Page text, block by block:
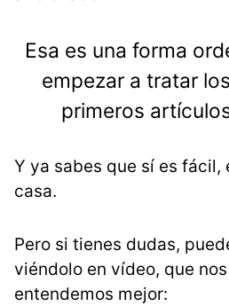
Esa es una forma
empezar a tratar
primeros
Y ya sabes que sí es fácil,
casa.
Pero si tienes dudas,
viéndolo en vídeo, que
entendemos mejor: